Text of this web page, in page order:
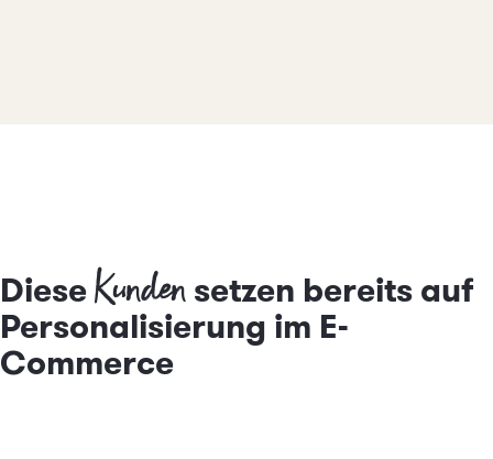
DieseKunden setzen bereits auf
Personalisierung im E-
Commerce